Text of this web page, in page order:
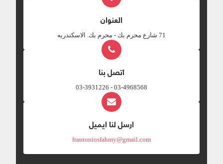
العنوان
‎71 شارع محرم بك - محرم بك. الاسكندريه
اتصل بنا
03-4968568 - 03-3931226
ارسل لنا ايميل
frantoniosfahmy@gmail.com